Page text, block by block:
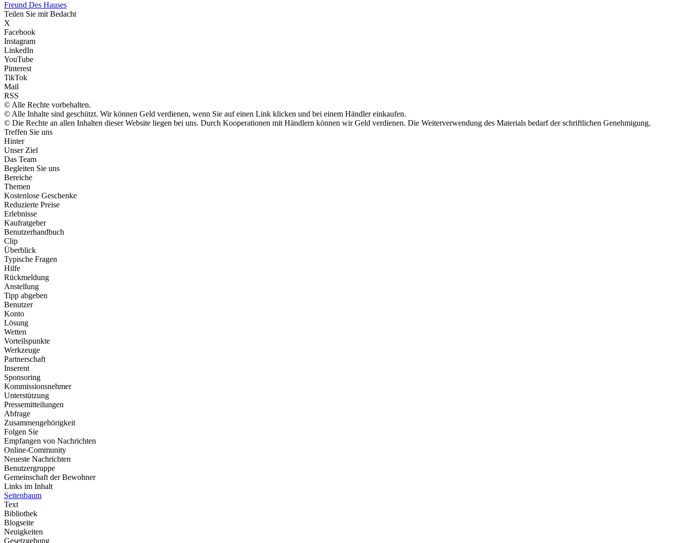
Freund Des Hauses
Teilen Sie mit Bedacht
X
Facebook
Instagram
LinkedIn
YouTube
Pinterest
TikTok
Mail
RSS
© Alle Rechte vorbehalten.
© Alle Inhalte sind geschützt. Wir können Geld verdienen, wenn Sie auf einen Link klicken und bei einem Händler einkaufen.
© Die Rechte an allen Inhalten dieser Website liegen bei uns. Durch Kooperationen mit Händlern können wir Geld verdienen. Die Weiterverwendung des Materials bedarf der schriftlichen Genehmigung.
Treffen Sie uns
Hinter
Unser Ziel
Das Team
Begleiten Sie uns
Bereiche
Themen
Kostenlose Geschenke
Reduzierte Preise
Erlebnisse
Kaufratgeber
Benutzerhandbuch
Clip
Überblick
Typische Fragen
Hilfe
Rückmeldung
Anstellung
Tipp abgeben
Benutzer
Konto
Lösung
Wetten
Vorteilspunkte
Werkzeuge
Partnerschaft
Inserent
Sponsoring
Kommissionsnehmer
Unterstützung
Pressemitteilungen
Abfrage
Zusammengehörigkeit
Folgen Sie
Empfangen von Nachrichten
Online-Community
Neueste Nachrichten
Benutzergruppe
Gemeinschaft der Bewohner
Links im Inhalt
Seitenbaum
Text
Bibliothek
Blogseite
Neuigkeiten
Gesetzgebung